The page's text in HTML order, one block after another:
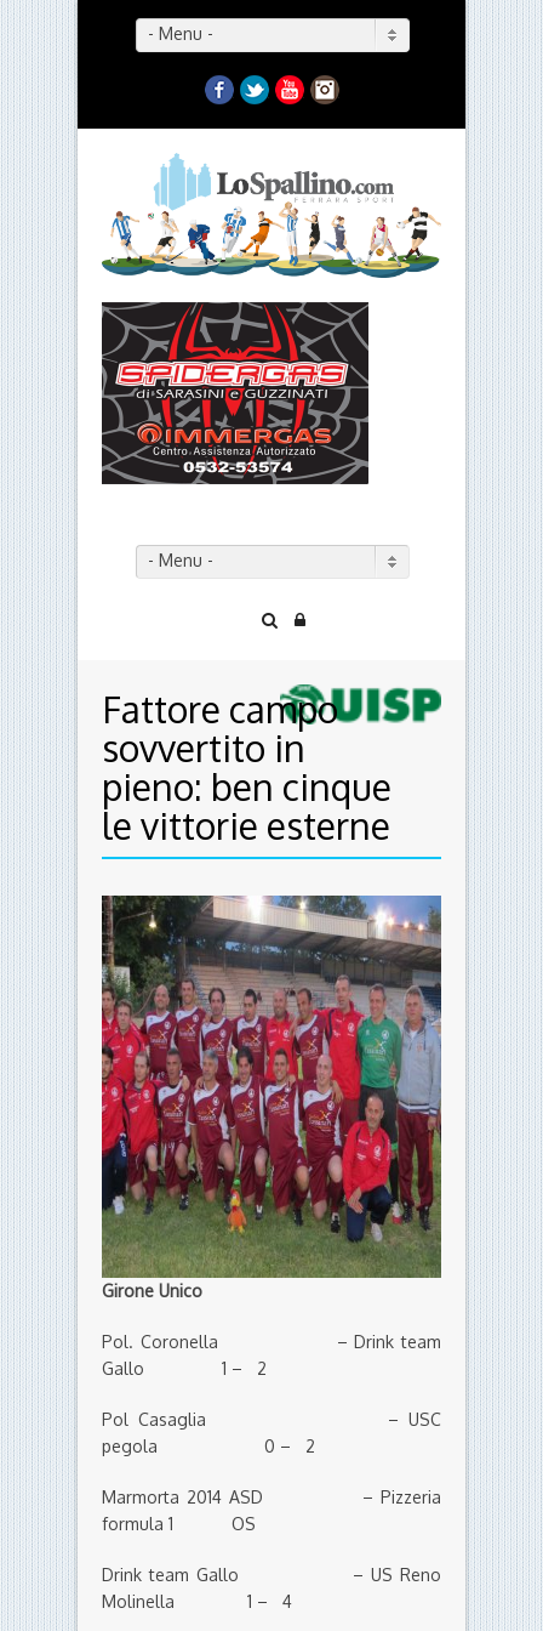
- Menu -
Facebook
TwitterYouTubeInstagram
- Menu -
Fattore campo
sovvertito in
pieno: ben cinque
le vittorie esterne
Girone Unico
Pol. Coronella – Drink team
Gallo 1 – 2
Pol Casaglia – USC
pegola 0 – 2
Marmorta 2014 ASD – Pizzeria
formula 1 OS
Drink team Gallo – US Reno
Molinella 1 – 4